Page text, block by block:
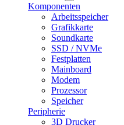
Komponenten
Arbeitsspeicher
Grafikkarte
Soundkarte
SSD / NVMe
Festplatten
Mainboard
Modem
Prozessor
Speicher
Peripherie
3D Drucker